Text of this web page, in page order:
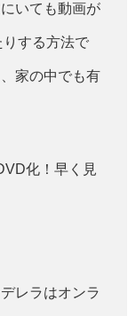
いても動画が
する方法で
家の中でも有
化！早く見
レラはオンラ